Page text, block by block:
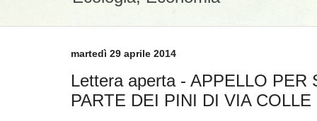
martedì 29 aprile 2014
Lettera aperta - APPELLO PER
PARTE DEI PINI DI VIA